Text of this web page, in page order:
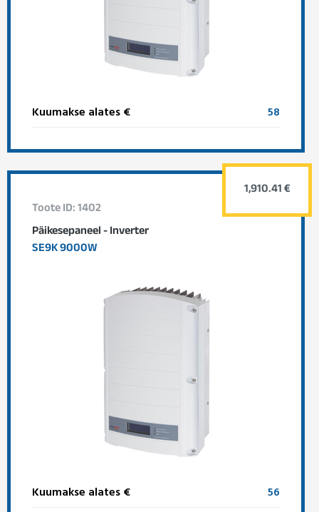
Kuumakse alates € 58
Toote ID: 1402
Päikesepaneel - Inverter
SE9K 9000W
Kuumakse alates € 56
1,910.41 €